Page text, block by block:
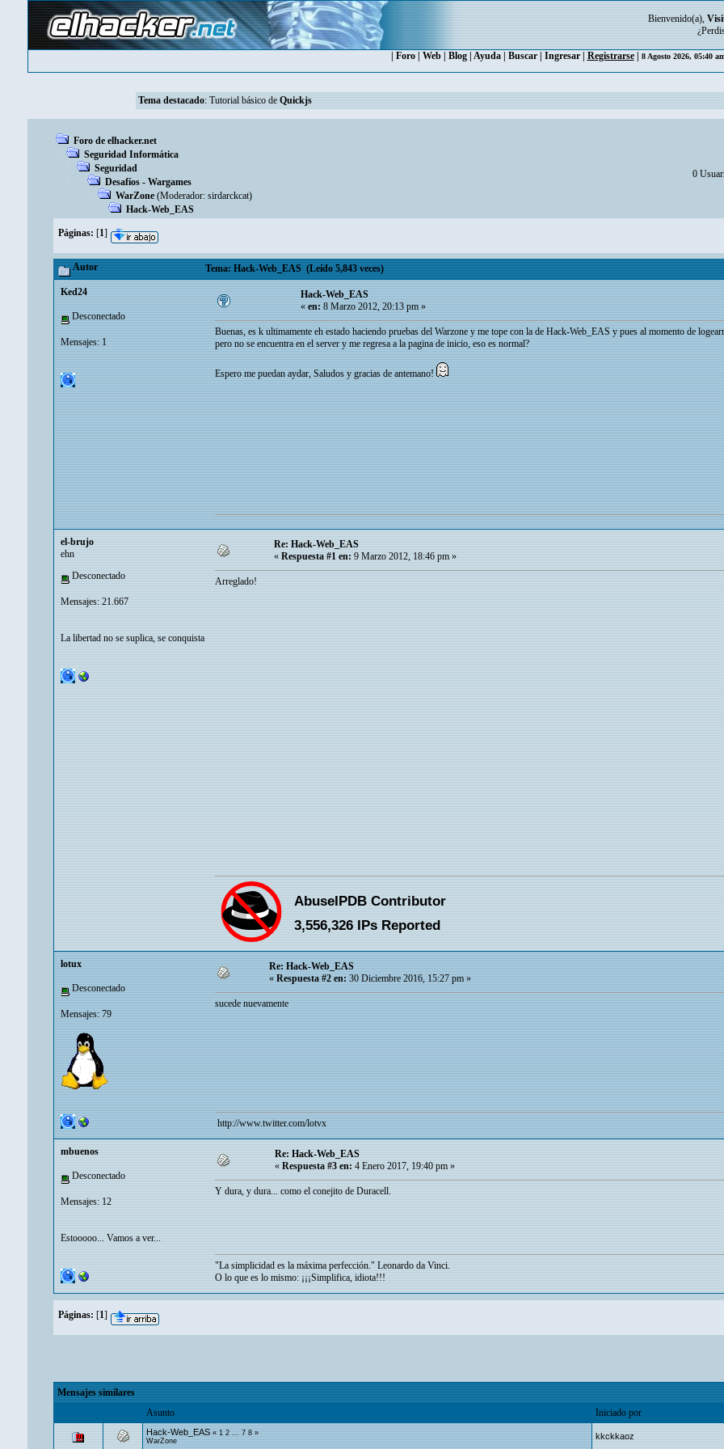
Bienvenido(a),
Foro| Web| Blog| Ayuda| Buscar| Ingresar| Registrarse| 8 Agosto 2026, 05:40
Tema destacado: Tutorial básico de Quickjs
Foro de elhacker.net
Seguridad Informática
Seguridad
Desafíos - Wargames
WarZone (Moderador: sirdarckcat)
Hack-Web_EAS
0
Páginas: [1]
Autor Tema: Hack-Web_EAS (Leído 5,843 veces)
Ked24
Desconectado
Mensajes: 1
Hack-Web_EAS
«en:8 Marzo 2012, 20:13 pm »
Buenas, es k ultimamente eh estado haciendo pruebas del Warzone y me tope con la de Hack-Web_EAS y pues al momento de
pero no se encuentra en el server y me regresa a la pagina de inicio, eso es normal?
Espero me puedan aydar, Saludos y gracias de antemano!
el-brujo
ehn
Desconectado
Mensajes: 21.667
La libertad no se suplica, se conquista
Re: Hack-Web_EAS
« Respuesta #1 en: 9 Marzo 2012, 18:46 pm »
Arreglado!
lotux
Desconectado
Mensajes: 79
Re: Hack-Web_EAS
«Respuesta #2 en:30 Diciembre 2016, 15:27 pm »
sucede nuevamente
http://www.twitter.com/lotvx
mbuenos
Desconectado
Mensajes: 12
Estooooo... Vamos a ver...
Re: Hack-Web_EAS
« Respuesta #3 en: 4 Enero 2017, 19:40 pm »
Y dura, y dura... como el conejito de Duracell.
"La simplicidad es la máxima perfección." Leonardo da Vinci.
O lo que es lo mismo: ¡¡¡Simplifica, idiota!!!
Páginas: [1]
Mensajes similares
Asunto
Iniciado por
Hack-Web_EAS «1 2...7 8»
WarZone
kkckkaoz